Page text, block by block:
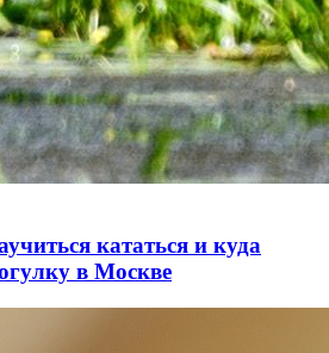
кататься и куда
в Москве